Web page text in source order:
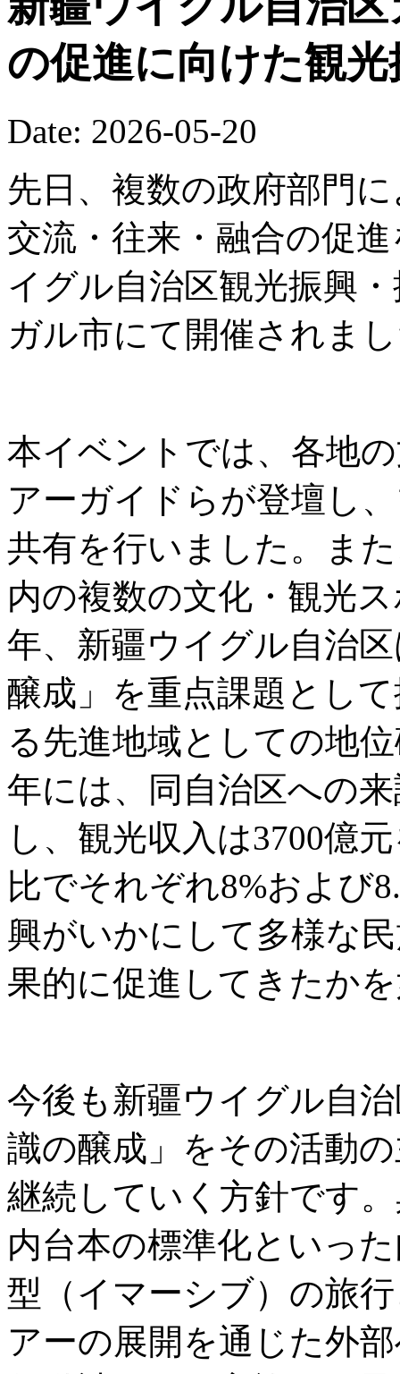
の促進に向けた観
Date: 2026-05-20
先日、複数の政府部門
交流・往来・融合の促
イグル自治区観光振興
ガル市にて開催されま
本イベントでは、各地
アーガイドらが登壇し
共有を行いました。ま
内の複数の文化・観光
年、新疆ウイグル自治
醸成」を重点課題とし
る先進地域としての地
年には、同自治区への
し、観光収入は3700億
比でそれぞれ8%および
興がいかにして多様な
果的に促進してきたか
今後も新疆ウイグル自
識の醸成」をその活動
継続していく方針です
内台本の標準化といっ
型（イマーシブ）の旅
アーの展開を通じた外